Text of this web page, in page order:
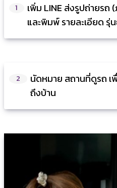
1
เพิ่ม LINE ส่งรูปถ่ายรถ
และพิมพ์ รายละเอียด รุ่
2
นัดหมาย สถานที่ดูรถ เ
ถึงบ้าน